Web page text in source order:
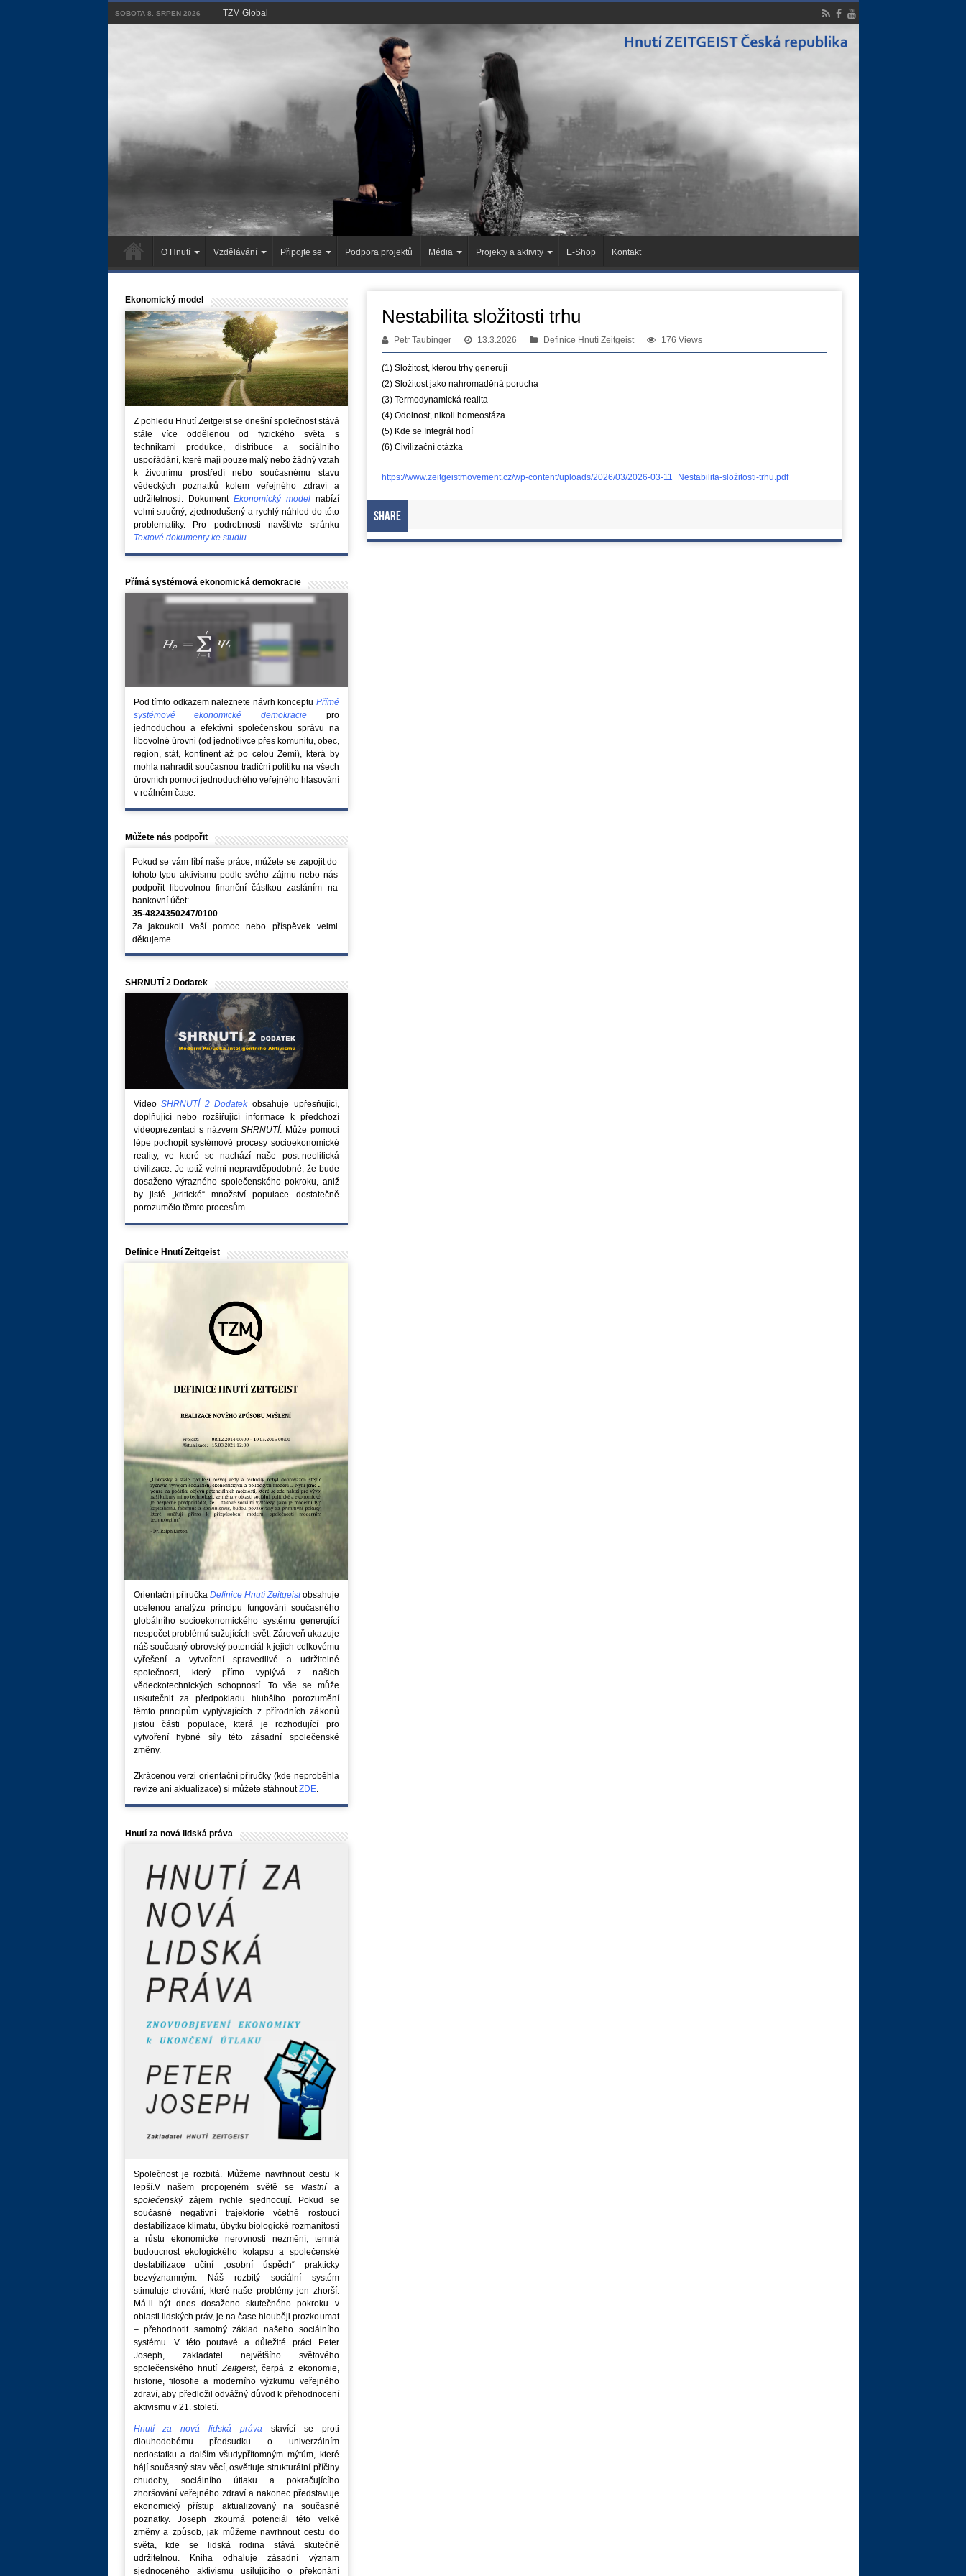
SOBOTA 8. SRPEN 2026 TZM Global
O Hnutí Vzdělávání Připojte se Podpora projektů Média Projekty a aktivity E-Shop Kontakt
Nestabilita složitosti trhu
Petr Taubinger 13.3.2026 Definice Hnutí Zeitgeist 176 Views
(1) Složitost, kterou trhy generují
(2) Složitost jako nahromaděná porucha
(3) Termodynamická realita
(4) Odolnost, nikoli homeostáza
(5) Kde se Integrál hodí
(6) Civilizační otázka
https://www.zeitgeistmovement.cz/wp-content/uploads/2026/03/2026-03-11_Nestabilita-složitosti-trhu.pdf
Share
Ekonomický model
Z pohledu Hnutí Zeitgeist se dnešní společnost stává
stále více oddělenou od fyzického světa s
technikami produkce, distribuce a sociálního
uspořádání, které mají pouze malý nebo žádný vztah
k životnímu prostředí nebo současnému stavu
vědeckých poznatků kolem veřejného zdraví a
udržitelnosti. Dokument Ekonomický modelnabízí
velmi stručný, zjednodušený a rychlý náhled do této
problematiky. Pro podrobnosti navštivte stránku
Textové dokumenty ke studiu.
Přímá systémová ekonomická demokracie
Pod tímto odkazem naleznete návrh konceptu Přímé
systémové ekonomické demokracie pro
jednoduchou a efektivní společenskou správu na
libovolné úrovni (od jednotlivce přes komunitu, obec,
region, stát, kontinent až po celou Zemi), která by
mohla nahradit současnou tradiční politiku na všech
úrovních pomocí jednoduchého veřejného hlasování
v reálném čase.
Můžete nás podpořit
Pokud se vám líbí naše práce, můžete se zapojit do
tohoto typu aktivismu podle svého zájmu nebo nás
podpořit libovolnou finanční částkou zasláním na
bankovní účet:
35-4824350247/0100
Za jakoukoli Vaší pomoc nebo příspěvek velmi
děkujeme.
SHRNUTÍ 2 Dodatek
VideoSHRNUTÍ 2 Dodatekobsahuje upřesňující,
doplňující nebo rozšiřující informace k předchozí
videoprezentaci s názvemSHRNUTÍ. Může pomoci
lépe pochopit systémové procesy socioekonomické
reality, ve které se nachází naše post-neolitická
civilizace. Je totiž velmi nepravděpodobné, že bude
dosaženo výrazného společenského pokroku, aniž
by jisté „kritické“ množství populace dostatečně
porozumělo těmto procesům.
Definice Hnutí Zeitgeist
Orientační příručka Definice Hnutí Zeitgeistobsahuje
ucelenou analýzu principu fungování současného
globálního socioekonomického systému generující
nespočet problémů sužujících svět. Zároveň ukazuje
náš současný obrovský potenciál k jejich celkovému
vyřešení a vytvoření spravedlivé a udržitelné
společnosti, který přímo vyplývá z našich
vědeckotechnických schopností. To vše se může
uskutečnit za předpokladu hlubšího porozumění
těmto principům vyplývajících z přírodních zákonů
jistou části populace, která je rozhodující pro
vytvoření hybné síly této zásadní společenské
změny.
Zkrácenou verzi orientační příručky (kde neproběhla
revize ani aktualizace) si můžete stáhnoutZDE.
Hnutí za nová lidská práva
Společnost je rozbitá. Můžeme navrhnout cestu k
lepší.V našem propojeném světě sevlastnía
společenskýzájem rychle sjednocují. Pokud se
současné negativní trajektorie včetně rostoucí
destabilizace klimatu, úbytku biologické rozmanitosti
a růstu ekonomické nerovnosti nezmění, temná
budoucnost ekologického kolapsu a společenské
destabilizace učiní „osobní úspěch“ prakticky
bezvýznamným. Náš rozbitý sociální systém
stimuluje chování, které naše problémy jen zhorší.
Má-li být dnes dosaženo skutečného pokroku v
oblasti lidských práv, je na čase hlouběji prozkoumat
– přehodnotit samotný základ našeho sociálního
systému. V této poutavé a důležité práci Peter
Joseph, zakladatel největšího světového
společenského hnutí Zeitgeist, čerpá z ekonomie,
historie, filosofie a moderního výzkumu veřejného
zdraví, aby předložil odvážný důvod k přehodnocení
aktivismu v 21. století.
Hnutí za nová lidská práva stavící se proti
dlouhodobému předsudku o univerzálním
nedostatku a dalším všudypřítomným mýtům, které
hájí současný stav věcí, osvětluje strukturální příčiny
chudoby, sociálního útlaku a pokračujícího
zhoršování veřejného zdraví a nakonec představuje
ekonomický přístup aktualizovaný na současné
poznatky. Joseph zkoumá potenciál této velké
změny a způsob, jak můžeme navrhnout cestu do
světa, kde se lidská rodina stává skutečně
udržitelnou. Kniha odhaluje zásadní význam
sjednoceného aktivismu usilujícího o překonání